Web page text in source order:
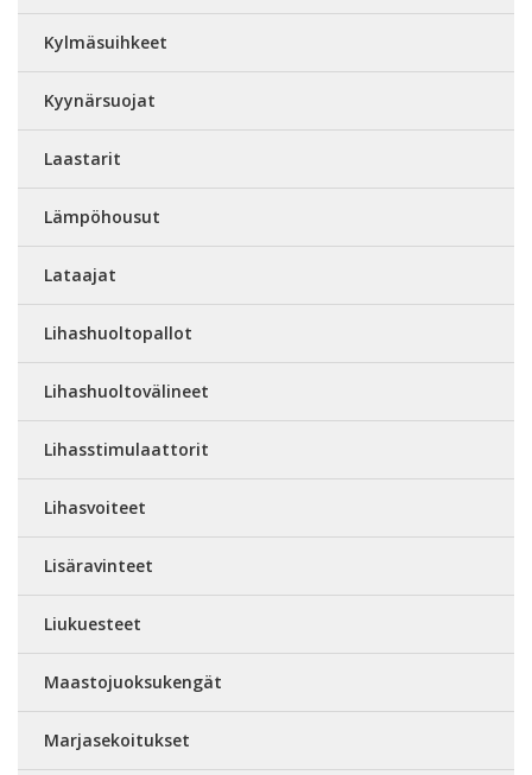
Kylmäsuihkeet
Kyynärsuojat
Laastarit
Lämpöhousut
Lataajat
Lihashuoltopallot
Lihashuoltovälineet
Lihasstimulaattorit
Lihasvoiteet
Lisäravinteet
Liukuesteet
Maastojuoksukengät
Marjasekoitukset